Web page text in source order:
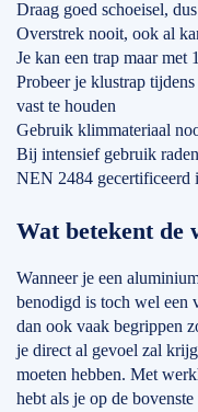
Draag goed schoeisel,
Overstrek nooit, ook al
Je kan een trap maar met
Probeer je klustrap
vast te houden
Gebruik klimmateriaal
Bij intensief gebruik
NEN 2484 gecertificeerd
Wat betekent de
Wanneer je een
benodigd is toch wel een
dan ook vaak begrippen
je direct al gevoel zal
moeten hebben. Met
hebt als je op de